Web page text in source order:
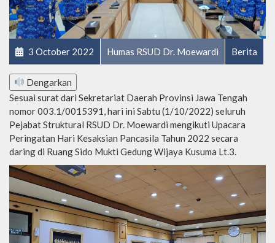
3 October 2022 Humas RSUD Dr. Moewardi Berita
Dengarkan
Sesuai surat dari Sekretariat Daerah Provinsi Jawa Tengah
nomor 003.1/0015391, hari ini Sabtu (1/10/2022) seluruh
Pejabat Struktural RSUD Dr. Moewardi mengikuti Upacara
Peringatan Hari Kesaksian Pancasila Tahun 2022 secara
daring di Ruang Sido Mukti Gedung Wijaya Kusuma Lt.3.